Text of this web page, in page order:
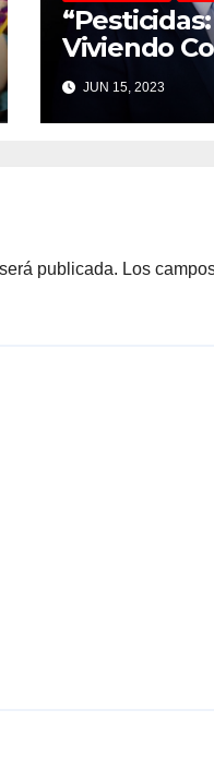
“Pesticidas:
Viviendo
Enemigo En Tu
Hogar”
JUN 15, 2023
publicada. Los